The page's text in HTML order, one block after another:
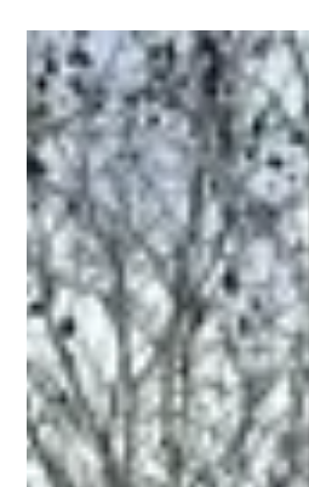
-
31 mars
1 min de lecture
NOS OPÉRATIONS
En un instant, un bref aperçu de
site vous permettra d'accéder à
programme confondu, dans un
plus pratique pour faire votre
investisseurs. Pour en savoir
demandez votre accès
www.ammix.fr ou appelez-